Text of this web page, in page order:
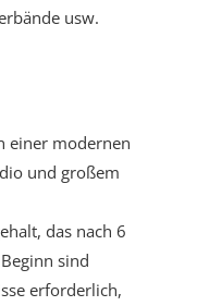
usw.
einer modernen
und großem
das nach 6
sind
erforderlich,